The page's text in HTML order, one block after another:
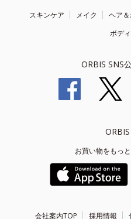
スキンケア メイク ヘア
ボデ
ORBIS SNS
お買い物をもっ
会社案内TOP 採用情報